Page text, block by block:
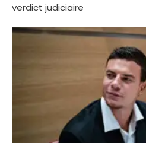
verdict judiciaire